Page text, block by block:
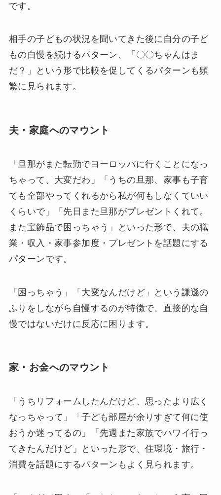
です。
相手の子どもの状況を聞いてきた後に自分の子ど
もの自慢を続けるパターン、「〇〇ちゃんはま
だ？」という形で比較を促してくるパターンも頻
繁に見られます。
夫・家庭へのマウント
「旦那がまた転勤でヨーロッパに行くことになっ
ちゃって、大変だわ」「うちの旦那、家事も子育
ても全部やってくれるから私が何もしなくていい
くらいで」「先日また旦那がプレゼントくれて。
また宝飾品で困っちゃう」といった形で、夫の職
業・収入・家事参加度・プレゼントを話題にする
パターンです。
「困っちゃう」「大変なんだけど」という謙遜の
ふりをしながら自慢するのが特徴で、直接的な自
慢ではないだけに反応に困ります。
家・お金へのマウント
「うちリフォームしたんだけど、思ったより広く
なっちゃって」「子ども部屋が余りすぎて何に使
おうか迷ってるの」「先週また家族でハワイ行っ
てきたんだけど」といった形で、住環境・旅行・
消費を話題にするパターンもよく見られます。